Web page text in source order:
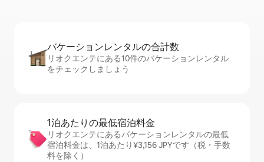
バケーションレ⁠ン⁠タ⁠ル⁠の合⁠計⁠数
リオクエンテにある10件のバケーションレンタル
をチェックしましょう
1泊あたりの最⁠低⁠宿⁠泊⁠料⁠金
リオクエンテにあるバケーションレンタルの最低
宿泊料金は、1泊あたり¥3,156 JPYです（税・手数
料を除く）